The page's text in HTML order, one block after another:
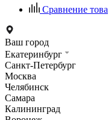
Сравнение
Ваш город
Екатеринбург
Санкт-Петербург
Москва
Челябинск
Самара
Калининград